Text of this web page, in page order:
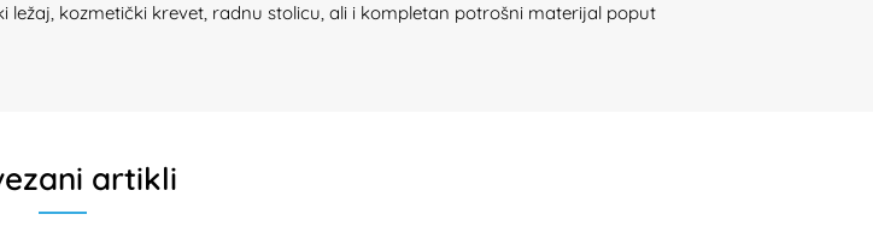
kozmetički krevet, radnu stolicu, ali i kompletan potrošni materijal poput
artikli